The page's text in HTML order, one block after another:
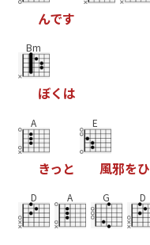
んです
Bm
ぼく は
A
きっ と
E
風邪をひ
D A G D